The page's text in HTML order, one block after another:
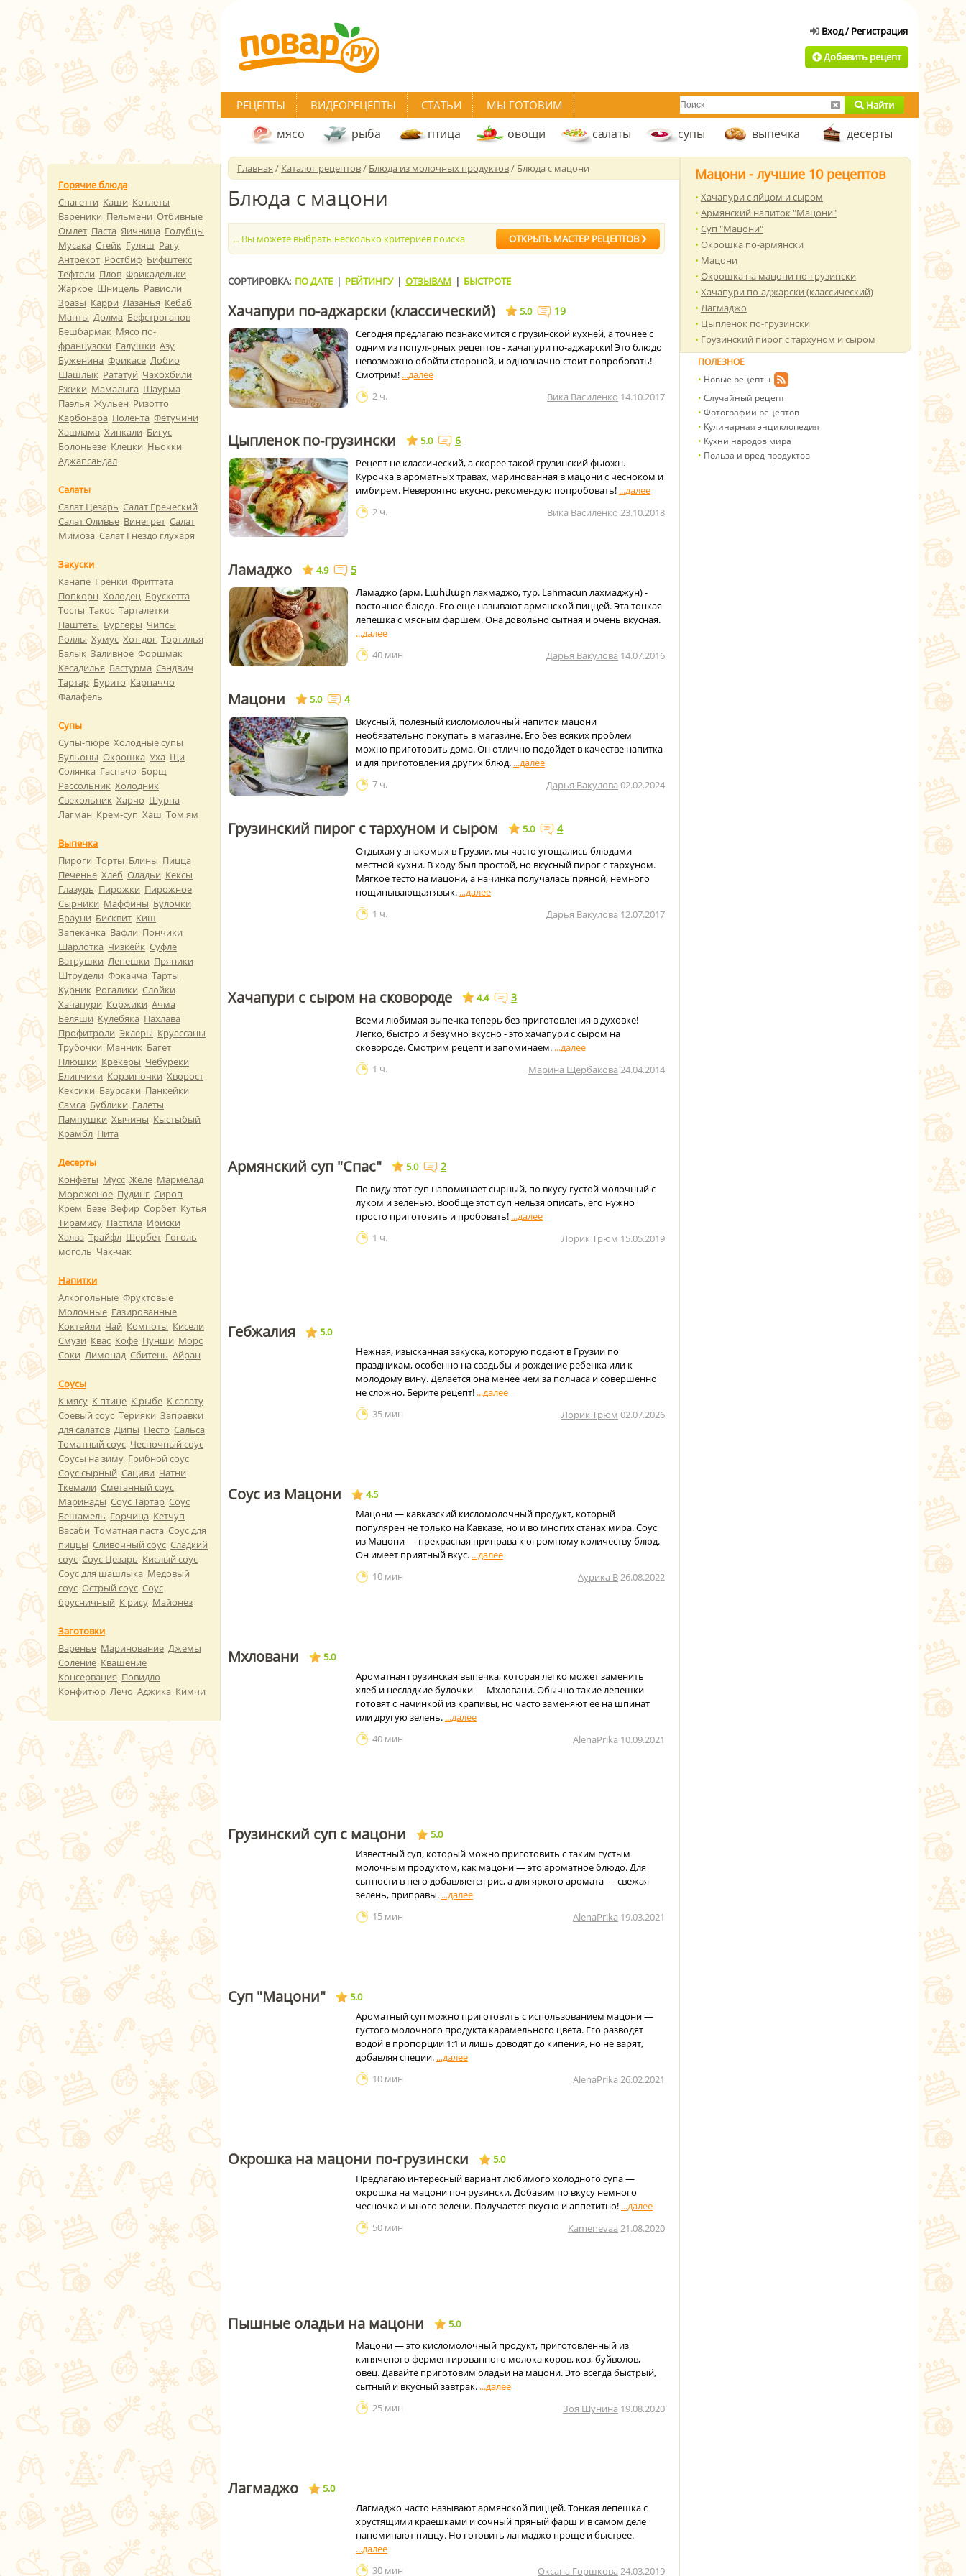
Добавить рецепт
РЕЦЕПТЫ ВИДЕОРЕЦЕПТЫ СТАТЬИ МЫ ГОТОВИМ Найти
мясо рыба птица овощи салаты супы выпечка десерты
Главная / Каталог рецептов/ Блюда из молочных продуктов/ Блюда с мацони
Блюда с мацони
... Вы можете выбрать несколько критериев поиска ОТКРЫТЬ МАСТЕР РЕЦЕПТОВ
СОРТИРОВКА: ПО ДАТЕ | РЕЙТИНГУ | ОТЗЫВАМ | БЫСТРОТЕ
Хачапури по-аджарски (классический) 5.0 19
Сегодня предлагаю познакомится с грузинской кухней, а точнее с
одним из популярных рецептов - хачапури по-аджарски! Это блюдо
невозможно обойти стороной, и однозначно стоит попробовать!
Смотрим!
2 ч.
Вика Василенко 14.10.2017
Цыпленок по-грузински 5.0 6
Рецепт не классический, а скорее такой грузинский фьюжн.
Курочка в ароматных травах, маринованная в мацони с чесноком и
имбирем. Невероятно вкусно, рекомендую попробовать!
2 ч.
Вика Василенко 23.10.2018
Ламаджо 4.9 5
Ламаджо (арм. Լահմաջո лахмаджо, тур. Lahmacun лахмаджун) -
восточное блюдо. Его еще называют армянской пиццей. Эта тонкая
лепешка с мясным фаршем. Она довольно сытная и очень вкусная.
40 мин Дарья Вакулова 14.07.2016
Мацони 5.0 4
Вкусный, полезный кисломолочный напиток мацони
необязательно покупать в магазине. Его без всяких проблем
можно приготовить дома. Он отлично подойдет в качестве напитка
и для приготовления других блюд.
7 ч.
Дарья Вакулова 02.02.2024
Грузинский пирог с тархуном и сыром 5.0 4
Отдыхая у знакомых в Грузии, мы часто угощались блюдами
местной кухни. В ходу был простой, но вкусный пирог с тархуном.
Мягкое тесто на мацони, а начинка получалась пряной, немного
пощипывающая язык.
1 ч.
Дарья Вакулова 12.07.2017
Хачапури с сыром на сковороде 4.4 3
Всеми любимая выпечка теперь без приготовления в духовке!
Легко, быстро и безумно вкусно - это хачапури с сыром на
сковороде. Смотрим рецепт и запоминаем.
1 ч.
Марина Щербакова 24.04.2014
Армянский суп "Спас" 5.0 2
По виду этот суп напоминает сырный, по вкусу густой молочный с
луком и зеленью. Вообще этот суп нельзя описать, его нужно
просто приготовить и пробовать!
1 ч.
Лорик Трюм 15.05.2019
Гебжалия
5.0
Нежная, изысканная закуска, которую подают в Грузии по
праздникам, особенно на свадьбы и рождение ребенка или к
молодому вину. Делается она менее чем за полчаса и совершенно
не сложно. Берите рецепт!
35 мин
Лорик Трюм 02.07.2026
Соус из Мацони
4.5
Мацони — кавказский кисломолочный продукт, который
популярен не только на Кавказе, но и во многих станах мира. Соус
из Мацони — прекрасная приправа к огромному количеству блюд.
Он имеет приятный вкус.
10 мин
Аурика В26.08.2022
Мхловани
5.0
Ароматная грузинская выпечка, которая легко может заменить
хлеб и несладкие булочки — Мхловани. Обычно такие лепешки
готовят с начинкой из крапивы, но часто заменяют ее на шпинат
или другую зелень.
40 мин
AlenaPrika 10.09.2021
Грузинский суп с мацони
5.0
Известный суп, который можно приготовить с таким густым
молочным продуктом, как мацони — это ароматное блюдо. Для
сытности в него добавляется рис, а для яркого аромата — свежая
зелень, приправы.
15 мин
AlenaPrika 19.03.2021
Суп "Мацони"
5.0
Ароматный суп можно приготовить с использованием мацони —
густого молочного продукта карамельного цвета. Его разводят
водой в пропорции 1:1 и лишь доводят до кипения, но не варят,
добавляя специи.
10 мин
AlenaPrika 26.02.2021
Окрошка на мацони по-грузински
5.0
Предлагаю интересный вариант любимого холодного супа —
окрошка на мацони по-грузински. Добавим по вкусу немного
чесночка и много зелени. Получается вкусно и аппетитно!
50 мин
Kamenevaa 21.08.2020
Пышные оладьи на мацони
5.0
Мацони — это кисломолочный продукт, приготовленный из
кипяченого ферментированного молока коров, коз, буйволов,
овец. Давайте приготовим оладьи на мацони. Это всегда быстрый,
сытный и вкусный завтрак.
25 мин
Зоя Шунина 19.08.2020
Лагмаджо
5.0
Лагмаджо часто называют армянской пиццей. Тонкая лепешка с
хрустящими краешками и сочный пряный фарш и в самом деле
напоминают пиццу. Но готовить лагмаджо проще и быстрее.
30 мин Оксана Горшкова 24.03.2019
Мацони - лучшие 10 рецептов
Хачапури с яйцом и сыром
Армянский напиток "Мацони"
Суп "Мацони"
Окрошка по-армянски
Мацони
Окрошка на мацони по-грузински
Хачапури по-аджарски (классический)
Лагмаджо
Цыпленок по-грузински
Грузинский пирог с тархуном и сыром
ПОЛЕЗНОЕ
Новые рецепты
Случайный рецепт
Фотографии рецептов
Кулинарная энциклопедия
Кухни народов мира
Польза и вред продуктов
Горячие блюда
Спагетти Каши Котлеты
Вареники Пельмени Отбивные
Омлет Паста Яичница Голубцы
Мусака Стейк Гуляш Рагу
Антрекот Ростбиф Бифштекс
Тефтели Плов Фрикадельки
Жаркое Шницель Равиоли
Зразы Карри Лазанья Кебаб
Манты Долма Бефстроганов
Бешбармак Мясо по-
французски Галушки Азу
Буженина Фрикасе Лобио
Шашлык Рататуй Чахохбили
Ежики Мамалыга Шаурма
Паэлья Жульен Ризотто
Карбонара Полента Фетучини
Хашлама Хинкали Бигус
Болоньезе Клецки Ньокки
Аджапсандал
Салаты
Салат Цезарь Салат Греческий
Салат Оливье Винегрет Салат
Мимоза Салат Гнездо глухаря
Закуски
Канапе Гренки Фриттата
Попкорн Холодец Брускетта
Тосты Такос Тарталетки
Паштеты Бургеры Чипсы
Роллы Хумус Хот-дог Тортилья
Балык Заливное Форшмак
Кесадилья Бастурма Сэндвич
Тартар Бурито Карпаччо
Фалафель
Супы
Супы-пюре Холодные супы
Бульоны Окрошка Уха Щи
Солянка Гаспачо Борщ
Рассольник Холодник
Свекольник Харчо Шурпа
Лагман Крем-суп Хаш Том ям
Выпечка
Пироги Торты Блины Пицца
Печенье Хлеб Оладьи Кексы
Глазурь Пирожки Пирожное
Сырники Маффины Булочки
Брауни Бисквит Киш
Запеканка Вафли Пончики
Шарлотка Чизкейк Суфле
Ватрушки Лепешки Пряники
Штрудели Фокачча Тарты
Курник Рогалики Слойки
Хачапури Коржики Ачма
Беляши Кулебяка Пахлава
Профитроли Эклеры Круассаны
Трубочки Манник Багет
Плюшки Крекеры Чебуреки
Блинчики Корзиночки Хворост
Кексики Баурсаки Панкейки
Самса Бублики Галеты
Пампушки Хычины Кыстыбый
Крамбл Пита
Десерты
Конфеты Мусс Желе Мармелад
Мороженое Пудинг Сироп
Крем Безе Зефир Сорбет Кутья
Тирамису Пастила Ириски
Халва Трайфл Щербет Гоголь
моголь Чак-чак
Напитки
Алкогольные Фруктовые
Молочные Газированные
Коктейли Чай Компоты Кисели
Смузи Квас Кофе Пунши Морс
Соки Лимонад Сбитень Айран
Соусы
К мясу К птице К рыбе К салату
Соевый соус Терияки Заправки
для салатов Дипы Песто Сальса
Томатный соус Чесночный соус
Соусы на зиму Грибной соус
Соус сырный Сациви Чатни
Ткемали Сметанный соус
Маринады Соус Тартар Соус
Бешамель Горчица Кетчуп
Васаби Томатная паста Соус для
пиццы Сливочный соус Сладкий
соус Соус Цезарь Кислый соус
Соус для шашлыка Медовый
соус Острый соус Соус
брусничный К рису Майонез
Заготовки
Варенье Маринование Джемы
Соление Квашение
Консервация Повидло
Конфитюр Лечо Аджика Кимчи